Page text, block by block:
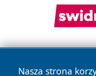
Nasza strona